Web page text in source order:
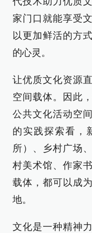
家门口就能享受
以更加鲜活的方
的心灵。
让优质文化资源
空间载体。因此
公共文化活动空
的实践探索看，
所）、乡村广场
村美术馆、作家
载体，都可以成
地。
文化是一种精神